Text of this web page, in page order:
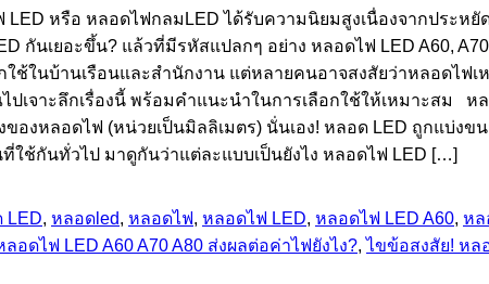
LED หรือ หลอดไฟกลมLED ได้รับความนิยมสูงเนื่องจากประห
กันเยอะขึ้น? แล้วที่มีรหัสแปลกๆ อย่าง หลอดไฟ LED A60,
ในบ้านเรือนและสำนักงาน แต่หลายคนอาจสงสัยว่าหลอดไฟเ
าะลึกเรื่องนี้ พร้อมคำแนะนำในการเลือกใช้ให้เหมาะสม หล
องหลอดไฟ (หน่วยเป็นมิลลิเมตร) นั่นเอง! หลอด LED ถูกแบ่ง
ใช้กันทั่วไป มาดูกันว่าแต่ละแบบเป็นยังไง หลอดไฟ LED […]
LED, หลอดled, หลอดไฟ, หลอดไฟ LED, หลอดไฟ LED A60, หล
อดไฟ LED A60 A70 A80 ส่งผลต่อค่าไฟยังไง?,ไขข้อสงสัย! หล